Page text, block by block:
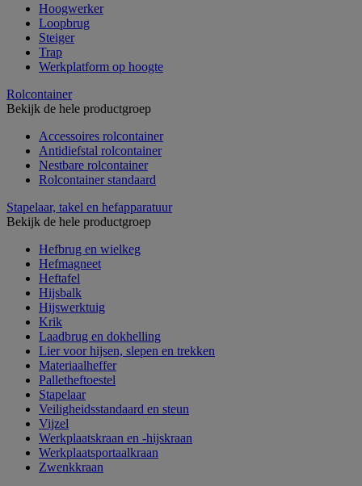
Hoogwerker
Loopbrug
Steiger
Trap
Werkplatform op hoogte
Rolcontainer
Bekijk de hele productgroep
Accessoires rolcontainer
Antidiefstal rolcontainer
Nestbare rolcontainer
Rolcontainer standaard
Stapelaar, takel en hefapparatuur
Bekijk de hele productgroep
Hefbrug en wielkeg
Hefmagneet
Heftafel
Hijsbalk
Hijswerktuig
Krik
Laadbrug en dokhelling
Lier voor hijsen, slepen en trekken
Materiaalheffer
Palletheftoestel
Stapelaar
Veiligheidsstandaard en steun
Vijzel
Werkplaatskraan en -hijskraan
Werkplaatsportaalkraan
Zwenkkraan